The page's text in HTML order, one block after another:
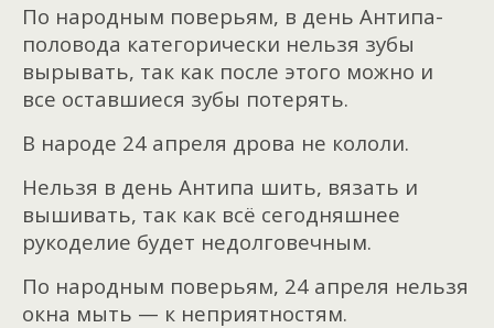
По народным поверьям, в день Антипа-
половода категорически нельзя зубы
вырывать, так как после этого можно и
все оставшиеся зубы потерять.
В народе 24 апреля дрова не кололи.
Нельзя в день Антипа шить, вязать и
вышивать, так как всё сегодняшнее
рукоделие будет недолговечным.
По народным поверьям, 24 апреля нельзя
окна мыть — к неприятностям.